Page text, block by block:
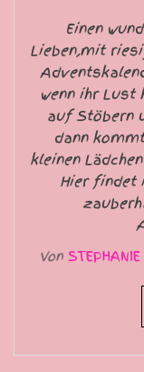
Einen
Lieben,mit
wenn ihr Lust
auf Stöbern
dann
kleinen
Hier findet
Von